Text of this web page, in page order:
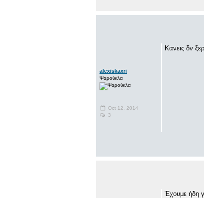
alexiskaxri
Ψαρούκλα
Oct 12, 2014
3
Κανεις δν
Έχουμε ήδη